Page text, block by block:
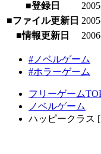
■登録日
■ファイル更新日
■情報更新日
#ノベルゲーム
#ホラーゲーム
フリーゲーム
ノベルゲーム
ハッピークラス